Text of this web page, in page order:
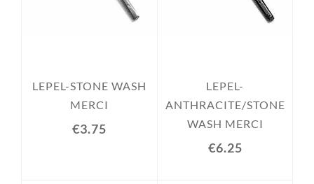
LEPEL-STONE WASH
MERCI
€3.75
LEPEL-
ANTHRACITE/STONE
WASH MERCI
€6.25